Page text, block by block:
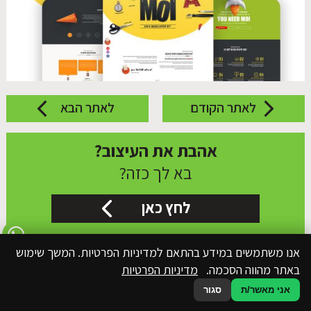
לאתר הקודם לאתר הבא
אהבת את העיצוב?
בא לך כזה?
לחץ כאן
אנו משתמשים במידע בהתאם למדיניות הפרטיות. המשך שימוש
באתר מהווה הסכמה. מדיניות הפרטיות
אני מאשר/ת סגור